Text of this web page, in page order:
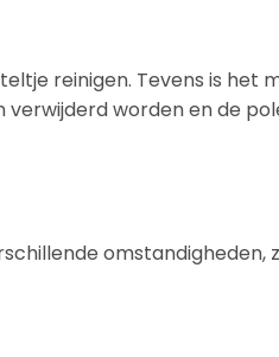
reinigen. Tevens is het
worden en de
omstandigheden,